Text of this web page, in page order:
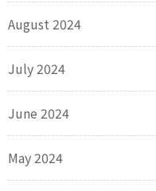
August 2024
July 2024
June 2024
May 2024